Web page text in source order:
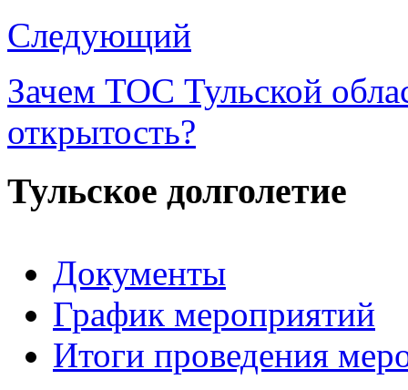
Следующий
Зачем ТОС Тульской
открытость?
Тульское долголетие
Документы
График мероприятий
Итоги проведения